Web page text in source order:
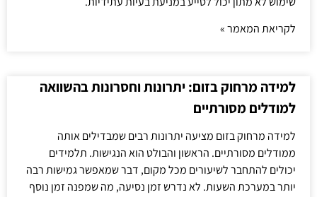
לקריאת המאמר »
למידה מרחוק בזום: יתרונות וחסרונות בהשוואה
למודלים מסורתיים
למידה מרחוק בזום מציעה יתרונות רבים שמבדילים אותה
ממודלים מסורתיים. הראשון והבולט הוא הנגישות. תלמידים
יכולים להתחבר לשיעורים מכל מקום, דבר שמאפשר גמישות רבה
יותר במערכת השעות. לא נדרש זמן נסיעה, מה שמפנה זמן נוסף